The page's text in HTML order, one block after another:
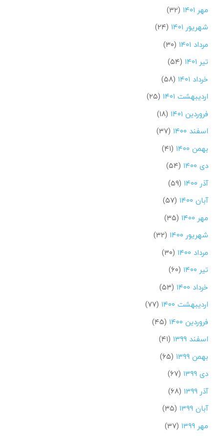
مهر ۱۴۰۱
(۳۲)
شهریور ۱۴۰۱
(۲۴)
مرداد ۱۴۰۱
(۳۰)
تیر ۱۴۰۱
(۵۴)
خرداد ۱۴۰۱
(۵۸)
اردیبهشت ۱۴۰۱
(۲۵)
فروردین ۱۴۰۱
(۱۸)
اسفند ۱۴۰۰
(۳۷)
بهمن ۱۴۰۰
(۴۱)
دی ۱۴۰۰
(۵۴)
آذر ۱۴۰۰
(۵۹)
آبان ۱۴۰۰
(۵۷)
مهر ۱۴۰۰
(۳۵)
شهریور ۱۴۰۰
(۳۲)
مرداد ۱۴۰۰
(۳۰)
تیر ۱۴۰۰
(۶۰)
خرداد ۱۴۰۰
(۵۳)
اردیبهشت ۱۴۰۰
(۷۷)
فروردین ۱۴۰۰
(۴۵)
اسفند ۱۳۹۹
(۴۱)
بهمن ۱۳۹۹
(۶۵)
دی ۱۳۹۹
(۶۷)
آذر ۱۳۹۹
(۶۸)
آبان ۱۳۹۹
(۳۵)
مهر ۱۳۹۹
(۳۷)